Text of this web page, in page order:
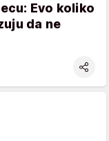
Evo koliko
da ne